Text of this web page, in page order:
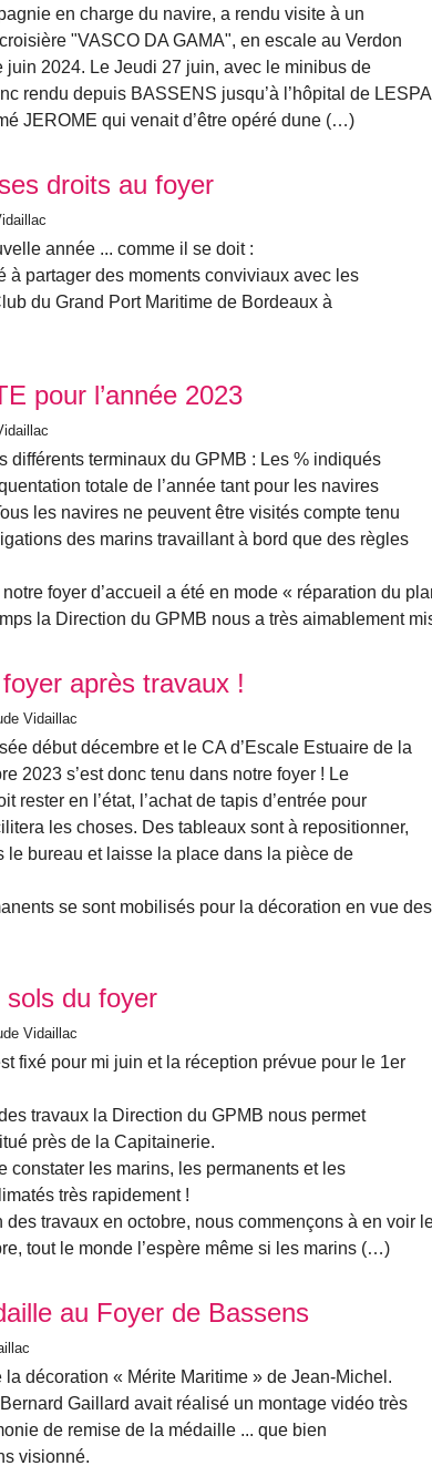
en charge du navire, a rendu visite à un
"VASCO DA GAMA", en escale au Verdon
juin 2024. Le Jeudi 27 juin, avec le minibus de
rendu depuis BASSENS jusqu’à l’hôpital de
JEROME qui venait d’être opéré dune (…)
droits au foyer
année ... comme il se doit :
à partager des moments conviviaux avec les
du Grand Port Maritime de Bordeaux à
pour l’année 2023
différents terminaux du GPMB : Les % indiqués
totale de l’année tant pour les navires
les navires ne peuvent être visités compte tenu
des marins travaillant à bord que des règles
notre foyer d’accueil a été en mode « réparation du
la Direction du GPMB nous a très aimablement
après travaux !
Vidaillac
début décembre et le CA d’Escale Estuaire de la
2023 s’est donc tenu dans notre foyer ! Le
rester en l’état, l’achat de tapis d’entrée pour
les choses. Des tableaux sont à repositionner,
le bureau et laisse la place dans la pièce de
se sont mobilisés pour la décoration en vue
sols du foyer
Vidaillac
fixé pour mi juin et la réception prévue pour le 1er
travaux la Direction du GPMB nous permet
près de la Capitainerie.
constater les marins, les permanents et les
très rapidement !
des travaux en octobre, nous commençons à en voir
tout le monde l’espère même si les marins (…)
au Foyer de Bassens
la décoration « Mérite Maritime » de Jean-Michel.
Gaillard avait réalisé un montage vidéo très
de remise de la médaille ... que bien
visionné.